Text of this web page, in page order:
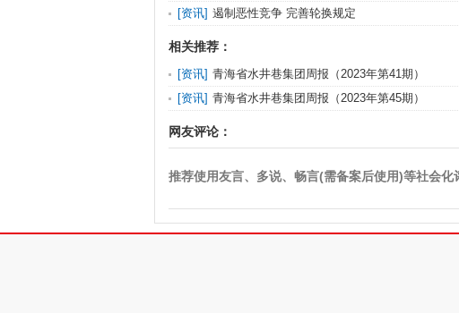
[资讯] 遏制恶性竞争 完善轮换规定
相关推荐：
[资讯] 青海省水井巷集团周报（2023年第41期）
[资讯] 青海省水井巷集团周报（2023年第45期）
网友评论：
推荐使用友言、多说、畅言(需备案后使用)等社会化